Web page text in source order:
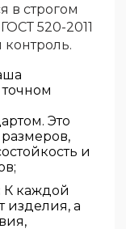
в строгом
520-2011
Это
и
К каждой
изделия, а